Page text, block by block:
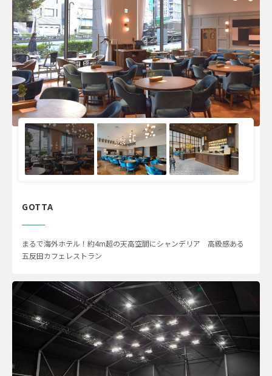
GOTTA
まるで海外ホテル！約4m超の天高空間にシャンデリア 高級感ある
五反田カフェレストラン